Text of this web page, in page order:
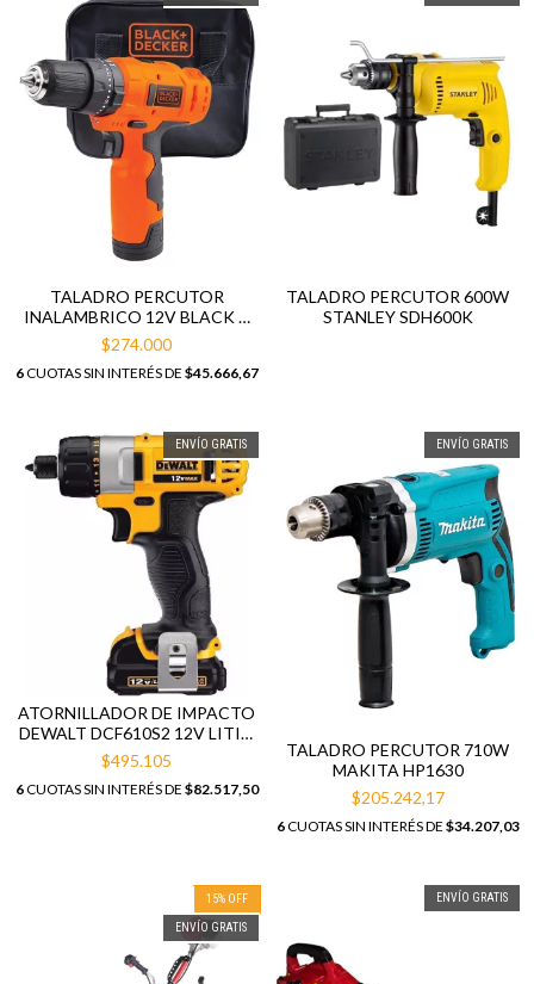
TALADRO PERCUTOR
INALAMBRICO 12V BLACK +
DECKER HP12
$274.000
6CUOTAS SIN INTERÉS DE $45.666,67
TALADRO PERCUTOR 600W
STANLEY SDH600K
ENVÍO GRATIS
ATORNILLADOR DE IMPACTO
DEWALT DCF610S2 12V LITIO
C/BATERIAS Y BOLSO
$495.105
6CUOTAS SIN INTERÉS DE $82.517,50
ENVÍO GRATIS
TALADRO PERCUTOR 710W
MAKITA HP1630
$205.242,17
6CUOTAS SIN INTERÉS DE $34.207,03
15% OFF
ENVÍO GRATIS
ENVÍO GRATIS